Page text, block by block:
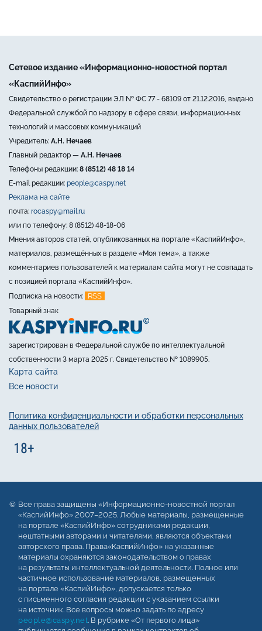
Сетевое издание «Информационно-новостной портал
«КаспийИнфо»
Свидетельство о регистрации ЭЛ № ФС 77 - 68109 от 21.12.2016, выдано
Федеральной службой по надзору в сфере связи, информационных
технологий и массовых коммуникаций
Учредитель: А.Н. Нечаев
Главный редактор — А.Н. Нечаев
Телефоны редакции: 8 (8512) 48 18 14
E-mail редакции: people@caspy.net
Реклама на сайте
почта: rocaspy@mail.ru
или по телефону: 8 (8512) 48-18-06
Мнения авторов статей, опубликованных на портале «КаспийИнфо»,
материалов, размещённых в разделе «Моя тема», а также
комментариев пользователей к материалам сайта могут не совпадать
с позицией портала «КаспийИнфо».
Подписка на новости:
RSS
Товарный знак
зарегистрирован в Федеральной службе по интеллектуальной
собственности 3 марта 2025 г. Свидетельство № 1089905.
Карта сайта
Все новости
Политика конфиденциальности и обработки персональных
данных пользователей
Все права защищены «Информационно-новостной портал
«КаспийИнфо» 2007–2025. Любые материалы, размещенные
на портале «КаспийИнфо» сотрудниками редакции,
нештатными авторами и читателями, являются объектами
авторского права. Права«КаспийИнфо» на указанные
материалы охраняются законодательством о правах
на результаты интеллектуальной деятельности. Полное или
частичное использование материалов, размещенных
на портале «КаспийИнфо», допускается только
с письменного согласия редакции с указанием ссылки
на источник. Все вопросы можно задать по адресу
people@caspy.net. В рубрике «От первого лица»